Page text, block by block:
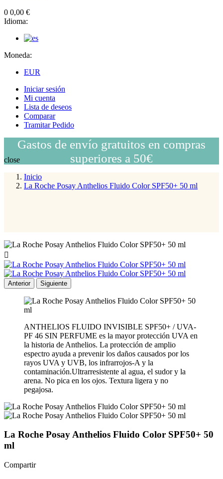
0 0,00 €
Idioma:
Moneda:
EUR
Iniciar sesión
Mi cuenta
Lista de deseos
Comparar
Tramitar Pedido
Gastos de envío gratuitos en compras
superiores a 50€
close
Inicio
La Roche Posay Anthelios Fluido Color SPF50+ 50 ml

Anterior Siguiente
ANTHELIOS FLUIDO INVISIBLE SPF50+ / UVA-
PF 46 SIN PERFUME es la mayor protección UVA en
la historia de Anthelios. La protección de amplio
espectro ayuda a prevenir los daños causados por los
rayos UVA y UVB, los infrarrojos-A y la
contaminación.Ultrarresistente al agua, el sudor y la
arena. No pica en los ojos. Textura ligera y no
pegajosa.
La Roche Posay Anthelios Fluido Color SPF50+ 50
ml
Compartir